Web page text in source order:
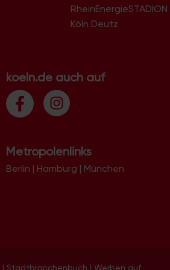
RheinEnergieSTADION
Köln Deutz
koeln.de auch auf
Metropolenlinks
Berlin | Hamburg | München
| Stadtbranchenbuch | Werben auf